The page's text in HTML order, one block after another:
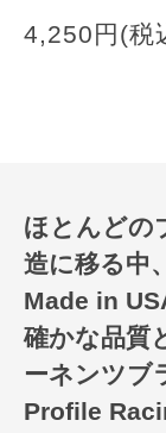
4,250円(税
ほとんどの
造に移る中、
Made in
確かな品質
ーネンツブ
Profile